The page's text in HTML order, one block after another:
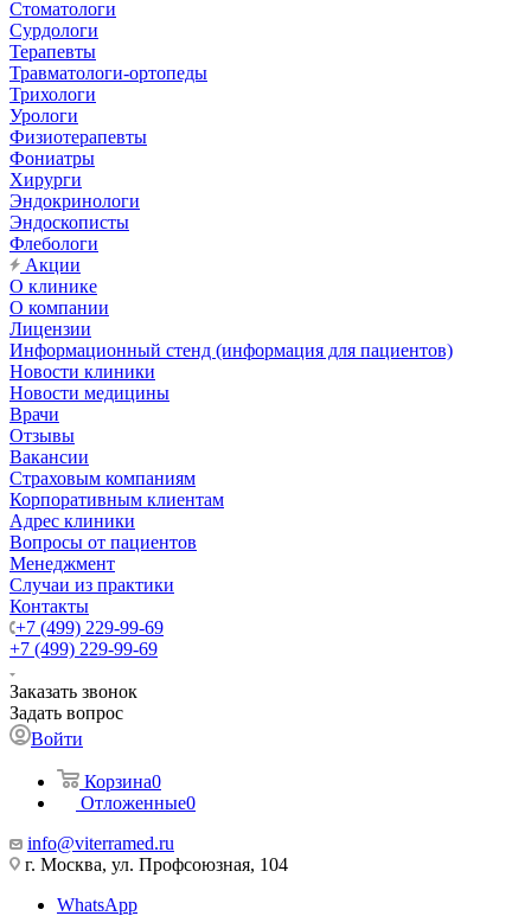
Стоматологи
Сурдологи
Терапевты
Травматологи-ортопеды
Трихологи
Урологи
Физиотерапевты
Фониатры
Хирурги
Эндокринологи
Эндоскописты
Флебологи
Акции
О клинике
О компании
Лицензии
Информационный стенд (информация для пациентов)
Новости клиники
Новости медицины
Врачи
Отзывы
Вакансии
Страховым компаниям
Корпоративным клиентам
Адрес клиники
Вопросы от пациентов
Менеджмент
Случаи из практики
Контакты
+7 (499) 229-99-69
+7 (499) 229-99-69
Заказать звонок
Задать вопрос
Войти
Корзина0
Отложенные0
info@viterramed.ru
г. Москва, ул. Профсоюзная, 104
WhatsApp